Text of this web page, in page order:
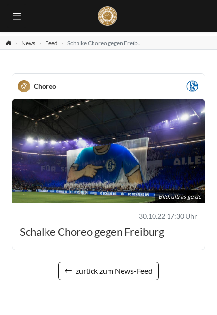
News Feed Schalke Choreo gegen Freiburg
Choreo
Bild:ultras-ge.de
30.10.22 17:30 Uhr
Schalke Choreo gegen Freiburg
zurück zum News-Feed